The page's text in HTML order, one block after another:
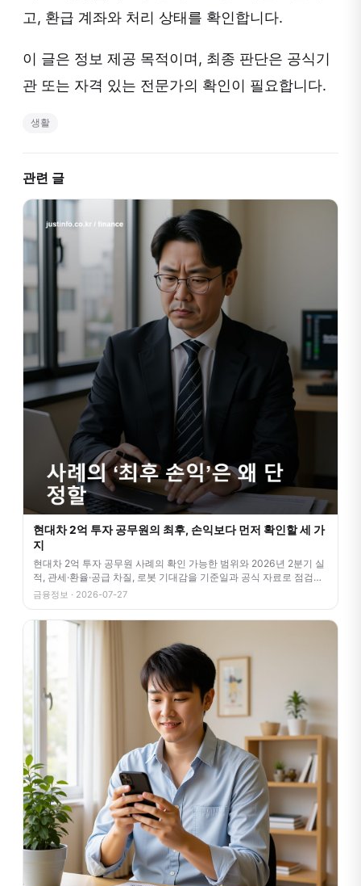
고, 환급 계좌와 처리 상태를 확인합니다.
이 글은 정보 제공 목적이며, 최종 판단은 공식기
관 또는 자격 있는 전문가의 확인이 필요합니다.
생활
관련 글
현대차 2억 투자 공무원의 최후, 손익보다 먼저 확인할 세 가
지
현대차 2억 투자 공무원 사례의 확인 가능한 범위와 2026년 2분기 실
적, 관세·환율·공급 차질, 로봇 기대감을 기준일과 공식 자료로 점검합
니
금융정보 · 2026-07-27